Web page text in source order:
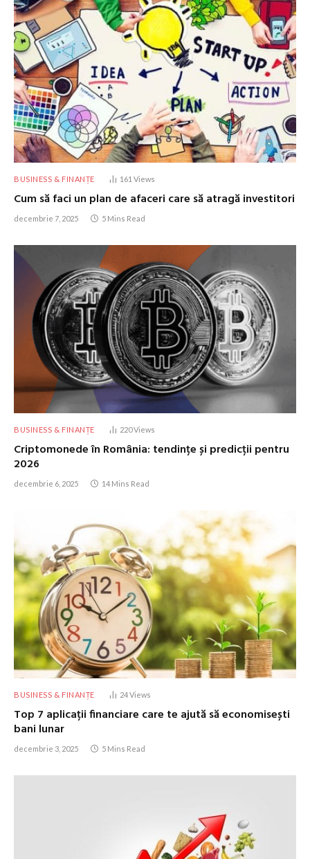
BUSINESS & FINANȚE 161 Views
Cum să faci un plan de afaceri care să atragă investitori
decembrie 7, 2025 5 Mins Read
BUSINESS & FINANȚE 220Views
Criptomonede în România: tendințe și predicții pentru
2026
decembrie 6, 2025 14 Mins Read
BUSINESS & FINANȚE 24Views
Top 7 aplicații financiare care te ajută să economisești
bani lunar
decembrie 3, 2025 5 Mins Read